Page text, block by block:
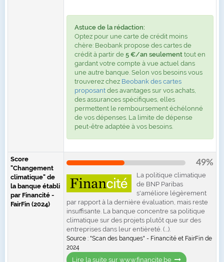
Astuce de la rédaction:
Optez pour une carte de crédit moins
chère: Beobank propose des cartes de
crédit à partir de 5 €/an seulement tout en
gardant votre compte à vue actuel dans
une autre banque. Selon vos besoins vous
trouverez chez Beobank des cartes
proposant des avantages sur vos achats,
des assurances spécifiques, elles
permettent le remboursement échélonné
de vos dépenses. La limite de dépense
peut-être adaptée à vos besoins.
Score
"Changement
climatique" de
la banque établi
par Financité -
FairFin (2024)
49%
La politique climatique
de BNP Paribas
s'améliore légèrement
par rapport à la dernière évaluation, mais reste
insuffisante. La banque concentre sa politique
climatique sur des projets plutôt que sur des
entreprises dans leur entièreté. (...).
Source : "Scan des banques" - Financité et FairFin de
2024
Lire la suite sur www.financite.be